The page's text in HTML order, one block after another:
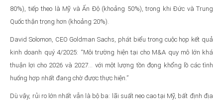
80%), tiếp theo là Mỹ và Ấn Độ (khoảng 50%), trong khi Đức và Trung
Quốc thận trọng hơn (khoảng 20%).
David Solomon, CEO Goldman Sachs, phát biểu trong cuộc họp kết quả
kinh doanh quý 4/2025: “Môi trường hiện tại cho M&A quy mô lớn khá
thuận lợi cho 2026 và 2027... với một lượng tồn đọng khổng lồ các tình
huống hợp nhất đang chờ được thực hiện.”
Dù vậy, rủi ro lớn nhất vẫn là bộ ba: lãi suất neo cao tại Mỹ, bất định địa